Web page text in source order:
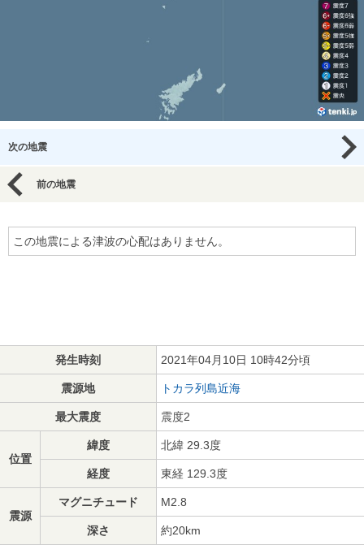
次の地震
前の地震
この地震による津波の心配はありません。
発生時刻 2021年04月10日 10時42分頃
震源地 トカラ列島近海
最大震度 震度2
位置
緯度 北緯 29.3度
経度 東経 129.3度
震源
マグニチュード M2.8
深さ 約20km